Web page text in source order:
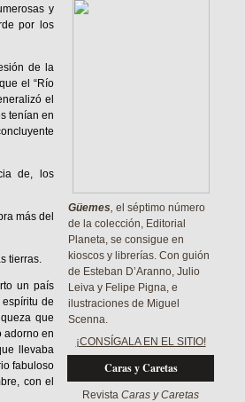
Güemes, el séptimo número
de la colección, Editorial
Planeta, se consigue en
kioscos y librerías. Con guión
de Esteban D’Aranno, Julio
Leiva y Felipe Pigna, e
ilustraciones de Miguel
Scenna.
¡CONSÍGALA EN EL SITIO!
Caras y Caretas
Revista Caras y Caretas
y
por los
de la
el “Río
el
tenían en
de, los
más del
tierras.
un país
de
que
adorno en
llevaba
fabuloso
con el